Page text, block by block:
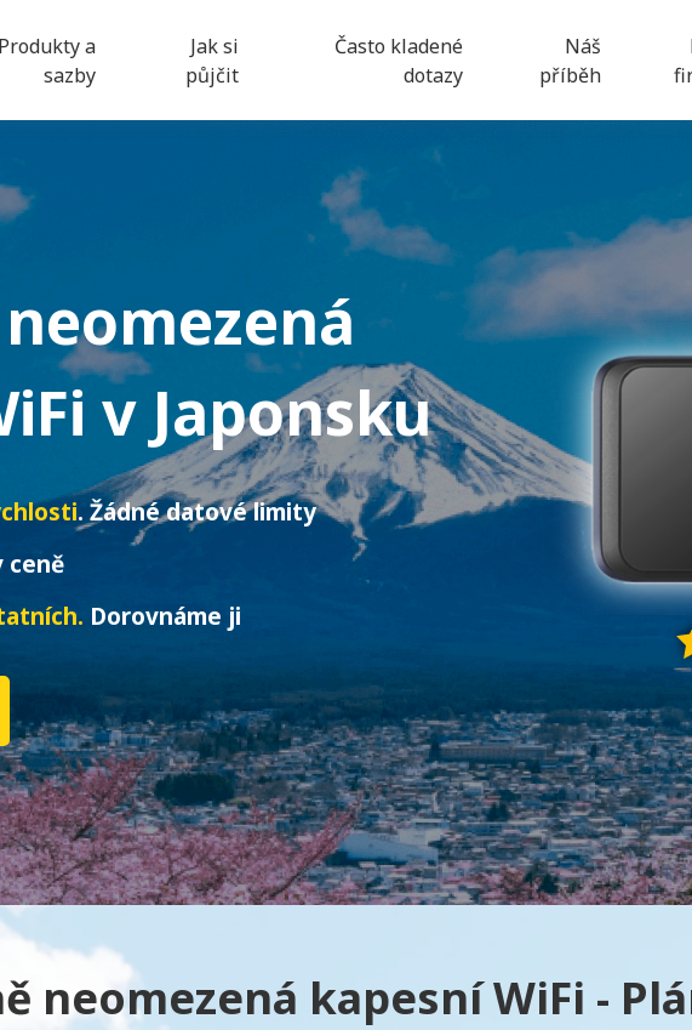
a
sazby
Jak si
půjčit
Často kladené
dotazy
Náš
příběh
v Japonsku
. Žádné datové limity
ceně
Dorovnáme ji
neomezená kapesní WiFi -